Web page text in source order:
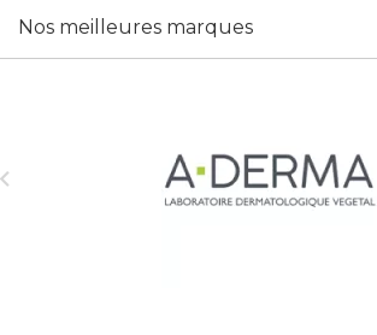
Nos meilleures marques